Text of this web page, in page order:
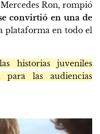
Ron, rompió
convirtió en una de
plataforma en todo el
las historias juveniles
las audiencias